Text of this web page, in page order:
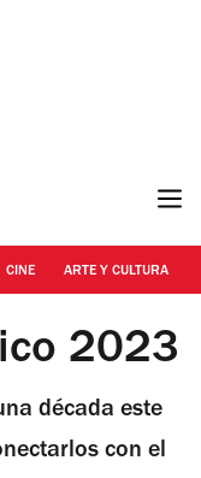
CINE ARTE Y CULTURA
2023
década este
con el